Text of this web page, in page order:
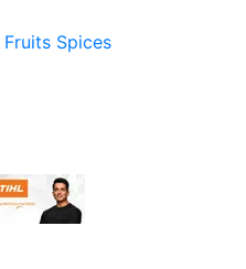
Fruits Spices